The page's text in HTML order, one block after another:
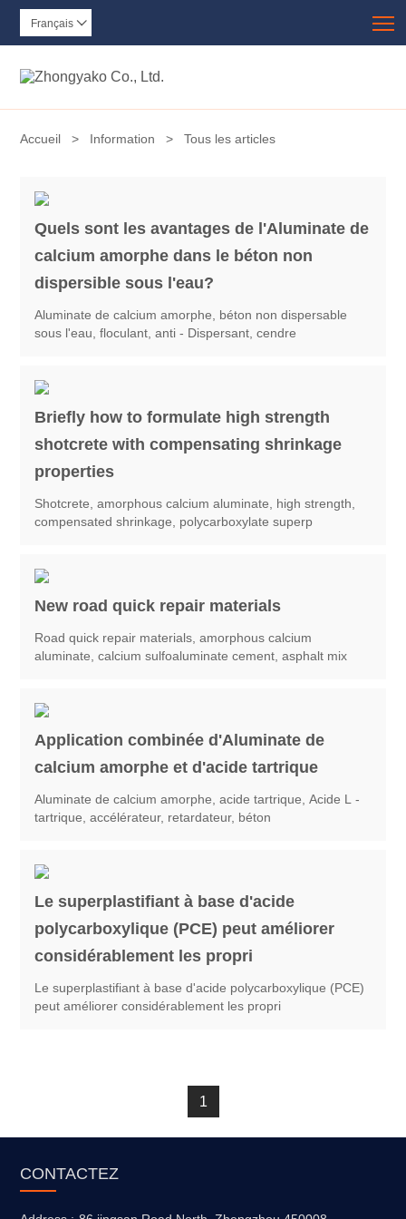
Français 
Accueil > Information > Tous les articles
Quels sont les avantages de l'Aluminate de
calcium amorphe dans le béton non
dispersible sous l'eau?
Aluminate de calcium amorphe, béton non dispersable
sous l'eau, floculant, anti - Dispersant, cendre
Briefly how to formulate high strength
shotcrete with compensating shrinkage
properties
Shotcrete, amorphous calcium aluminate, high strength,
compensated shrinkage, polycarboxylate superp
New road quick repair materials
Road quick repair materials, amorphous calcium
aluminate, calcium sulfoaluminate cement, asphalt mix
Application combinée d'Aluminate de
calcium amorphe et d'acide tartrique
Aluminate de calcium amorphe, acide tartrique, Acide L -
tartrique, accélérateur, retardateur, béton
Le superplastifiant à base d'acide
polycarboxylique (PCE) peut améliorer
considérablement les propri
Le superplastifiant à base d'acide polycarboxylique (PCE)
peut améliorer considérablement les propri
1
CONTACTEZ